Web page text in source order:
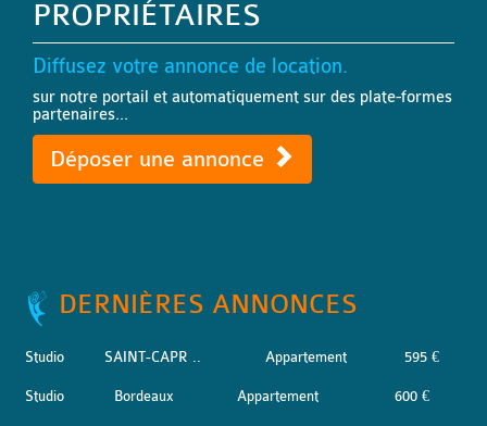
PROPRIÉTAIRES
Diffusez votre annonce de location.
sur notre portail et automatiquement sur des plate-formes
partenaires...
Déposer une annonce
DERNIÈRES ANNONCES
Studio SAINT-CAPR .. Appartement 595 €
Studio Bordeaux Appartement 600 €